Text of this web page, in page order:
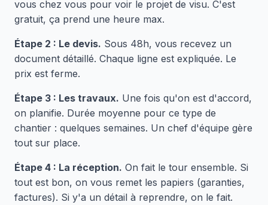
vous chez vous pour voir le projet de visu. C'est
gratuit, ça prend une heure max.
Étape 2 : Le devis. Sous 48h, vous recevez un
document détaillé. Chaque ligne est expliquée. Le
prix est ferme.
Étape 3 : Les travaux. Une fois qu'on est d'accord,
on planifie. Durée moyenne pour ce type de
chantier : quelques semaines. Un chef d'équipe gère
tout sur place.
Étape 4 : La réception. On fait le tour ensemble. Si
tout est bon, on vous remet les papiers (garanties,
factures). Si y'a un détail à reprendre, on le fait.